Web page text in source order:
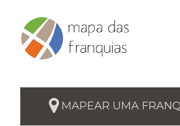
MAPEAR UMA